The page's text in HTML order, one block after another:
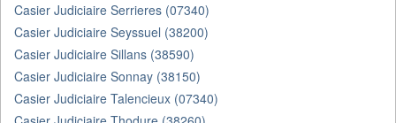
Casier Judiciaire Serrieres (07340)
Casier Judiciaire Seyssuel (38200)
Casier Judiciaire Sillans (38590)
Casier Judiciaire Sonnay (38150)
Casier Judiciaire Talencieux (07340)